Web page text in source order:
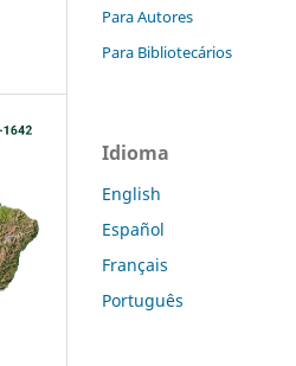
Para Autores
Para Bibliotecários
Idioma
English
Español
Français
Português